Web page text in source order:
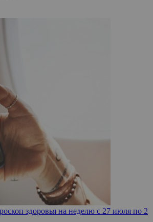
здоровья на неделю с 27 июля по 2